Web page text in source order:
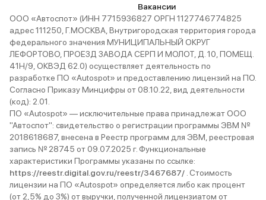
Вакансии
ООО «Автоспот» (ИНН 7715936827 ОРГН 1127746774825
адрес 111250, Г.МОСКВА, Внутригородская территория города
федерального значения МУНИЦИПАЛЬНЫЙ ОКРУГ
ЛЕФОРТОВО, ПРОЕЗД ЗАВОДА СЕРП И МОЛОТ, Д. 10, ПОМЕЩ.
41Н/9, ОКВЭД 62.0) осуществляет деятельность по
разработке ПО «Autospot» и предоставлению лицензий на ПО.
Согласно Приказу Минцифры от 08.10.22, вид деятельности
(код): 2.01.
ПО «Autospot» — исключительные права принадлежат ООО
"Автоспот": свидетельство о регистрации программы ЭВМ №
2018618687, внесена в Реестр программ для ЭВМ, реестровая
запись № 28745 от 09.07.2025 г. Функциональные
характеристики Программы указаны по ссылке:
https://reestr.digital.gov.ru/reestr/3467687/ . Стоимость
лицензии на ПО «Autospot» определяется либо как процент
(от 2,5% до 3%) от выручки, полученной лицензиатом от